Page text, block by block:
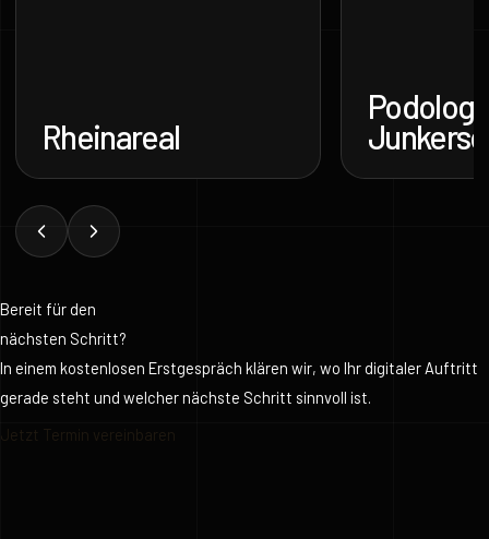
Rheinareal
Bereit für den
nächsten Schritt?
In einem kostenlosen Erstgespräch klären wir, wo Ihr digitaler Auftritt
gerade steht und welcher nächste Schritt sinnvoll ist.
Jetzt Termin vereinbaren